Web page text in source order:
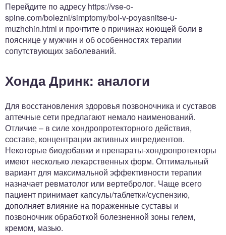
Перейдите по адресу https://vse-o-
spine.com/bolezni/simptomy/bol-v-poyasnitse-u-
muzhchin.html и прочтите о причинах ноющей боли в
пояснице у мужчин и об особенностях терапии
сопутствующих заболеваний.
Хонда Дринк: аналоги
Для восстановления здоровья позвоночника и суставов
аптечные сети предлагают немало наименований.
Отличие – в силе хондропротекторного действия,
составе, концентрации активных ингредиентов.
Некоторые биодобавки и препараты-хондропротекторы
имеют несколько лекарственных форм. Оптимальный
вариант для максимальной эффективности терапии
назначает ревматолог или вертебролог. Чаще всего
пациент принимает капсулы/таблетки/суспензию,
дополняет влияние на пораженные суставы и
позвоночник обработкой болезненной зоны гелем,
кремом, мазью.